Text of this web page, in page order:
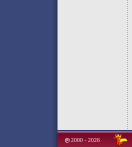
2000 - 2026